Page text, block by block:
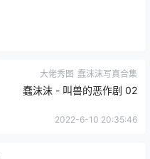
大佬秀图 蠢沫沫写真合集
蠢沫沫 - 叫兽的恶作剧 02
2022-6-10 20:35:46